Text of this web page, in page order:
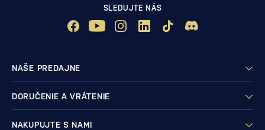
SLEDUJTE NÁS
NAŠE PREDAJNE
DORUČENIE A VRÁTENIE
NAKUPUJTE S NAMI